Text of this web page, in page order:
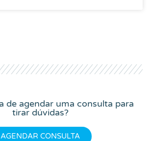
de agendar uma consulta para
tirar dúvidas?
AGENDAR CONSULTA